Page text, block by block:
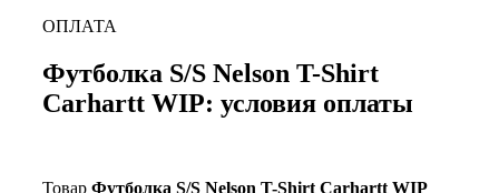
ОПЛАТА
Футболка S/S Nelson T-Shirt
Carhartt WIP: условия оплаты
Товар Футболка S/S Nelson T-Shirt Carhartt WIP